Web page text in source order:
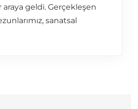
geldi. Gerçekleşen
sanatsal